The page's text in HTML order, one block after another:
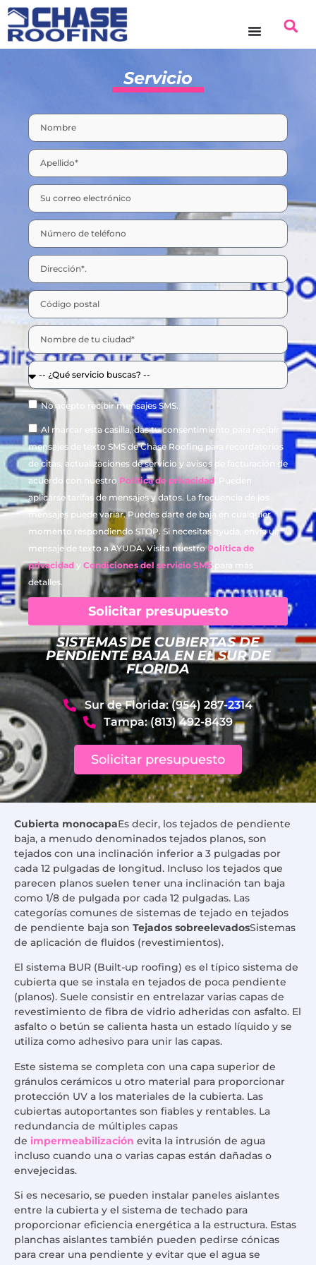
Servicio
No acepto recibir mensajes SMS.
Al marcar esta casilla, das tu consentimiento para recibir
mensajes de texto SMS de Chase Roofing para recordatorios
de citas, actualizaciones de servicio y avisos de facturación de
acuerdo con nuestro Política de privacidad . Pueden
aplicarse tarifas de mensajes y datos. La frecuencia de los
mensajes puede variar. Puedes darte de baja en cualquier
momento respondiendo STOP. Si necesitas ayuda, envía un
mensaje de texto a AYUDA. Visita nuestroPolítica de
privacidad y Condiciones del servicio SMS para más
detalles.
Solicitar presupuesto
SISTEMAS DE CUBIERTAS DE
PENDIENTE BAJA EN EL SUR DE
FLORIDA
Sur de Florida: (954) 287-2314
Tampa: (813) 492-8439
Solicitar presupuesto
Cubierta monocapaEs decir, los tejados de pendiente
baja, a menudo denominados tejados planos, son
tejados con una inclinación inferior a 3 pulgadas por
cada 12 pulgadas de longitud. Incluso los tejados que
parecen planos suelen tener una inclinación tan baja
como 1/8 de pulgada por cada 12 pulgadas. Las
categorías comunes de sistemas de tejado en tejados
de pendiente baja son Tejados sobreelevadosSistemas
de aplicación de fluidos (revestimientos).
El sistema BUR (Built-up roofing) es el típico sistema de
cubierta que se instala en tejados de poca pendiente
(planos). Suele consistir en entrelazar varias capas de
revestimiento de fibra de vidrio adheridas con asfalto. El
asfalto o betún se calienta hasta un estado líquido y se
utiliza como adhesivo para unir las capas.
Este sistema se completa con una capa superior de
gránulos cerámicos u otro material para proporcionar
protección UV a los materiales de la cubierta. Las
cubiertas autoportantes son fiables y rentables. La
redundancia de múltiples capas
de impermeabilización evita la intrusión de agua
incluso cuando una o varias capas están dañadas o
envejecidas.
Si es necesario, se pueden instalar paneles aislantes
entre la cubierta y el sistema de techado para
proporcionar eficiencia energética a la estructura. Estas
planchas aislantes también pueden pedirse cónicas
para crear una pendiente y evitar que el agua se